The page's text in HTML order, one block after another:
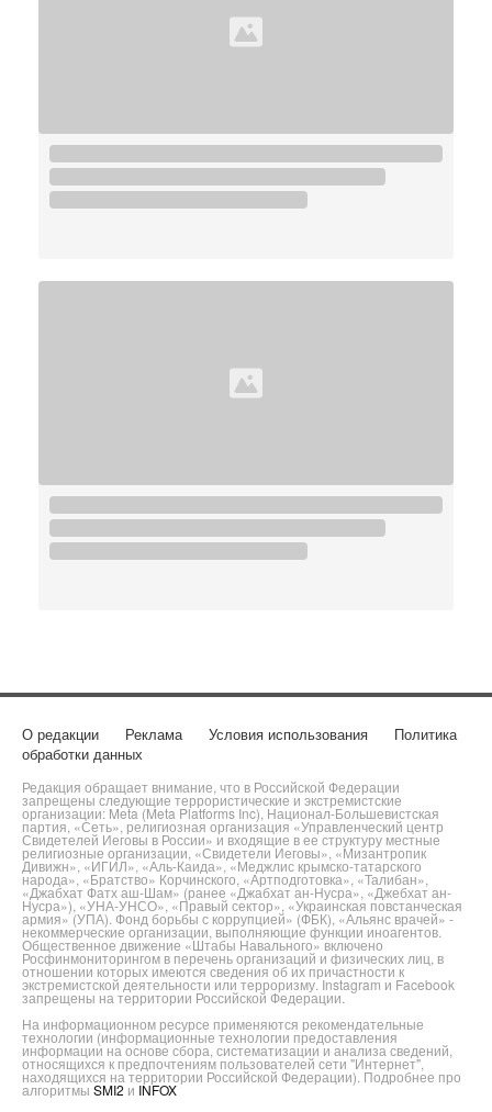
О редакции Реклама Условия использования
Политика
обработки данных
Редакция обращает внимание, что в Российской Федерации
запрещены следующие террористические и экстремистские
организации: Meta (Meta Platforms Inc), Национал-Большевистская
партия, «Сеть», религиозная организация «Управленческий центр
Свидетелей Иеговы в России» и входящие в ее структуру местные
религиозные организации, «Свидетели Иеговы», «Мизантропик
Дивижн», «ИГИЛ», «Аль-Каида», «Меджлис крымско-татарского
народа», «Братство» Корчинского, «Артподготовка», «Талибан»,
«Джабхат Фатх аш-Шам» (ранее «Джабхат ан-Нусра», «Джебхат ан-
Нусра»), «УНА-УНСО», «Правый сектор», «Украинская повстанческая
армия» (УПА). Фонд борьбы с коррупцией» (ФБК), «Альянс врачей» -
некоммерческие организации, выполняющие функции иноагентов.
Общественное движение «Штабы Навального» включено
Росфинмониторингом в перечень организаций и физических лиц, в
отношении которых имеются сведения об их причастности к
экстремистской деятельности или терроризму. Instagram и Facebook
запрещены на территории Российской Федерации.
На информационном ресурсе применяются рекомендательные
технологии (информационные технологии предоставления
информации на основе сбора, систематизации и анализа сведений,
относящихся к предпочтениям пользователей сети "Интернет",
находящихся на территории Российской Федерации). Подробнее про
алгоритмы SMI2 и INFOX